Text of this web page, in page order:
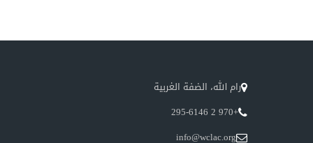
رام الله، الضفة الغربية
+970 2 295-6146
info@wclac.org